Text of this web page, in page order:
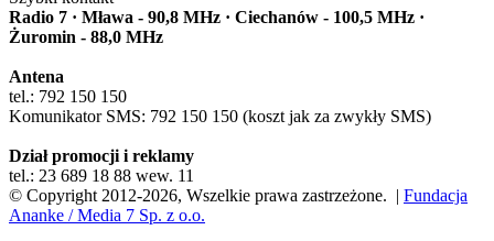
Radio 7 · Mława - 90,8 MHz · Ciechanów - 100,5 MHz ·
Żuromin - 88,0 MHz
Antena
tel.: 792 150 150
Komunikator SMS: 792 150 150 (koszt jak za zwykły SMS)
Dział promocji i reklamy
tel.: 23 689 18 88 wew. 11
© Copyright 2012-2026, Wszelkie prawa zastrzeżone. | Fundacja
Ananke / Media 7 Sp. z o.o.